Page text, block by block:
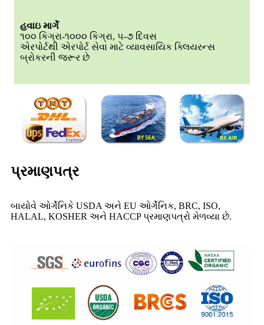
હવાઇ માર્ગે
૧૦૦ કિગ્રા-૧૦૦૦ કિગ્રા, ૫-૭ દિવસ
એરપોર્ટથી એરપોર્ટ સેવા માટે વ્યાવસાયિક ક્લિયરન્સ
બ્રોકરની જરૂર છે
પ્રમાણપત્ર
બાયોવે ઓર્ગેનિકે USDA અને EU ઓર્ગેનિક, BRC, ISO,
HALAL, KOSHER અને HACCP પ્રમાણપત્રો મેળવ્યા છે.